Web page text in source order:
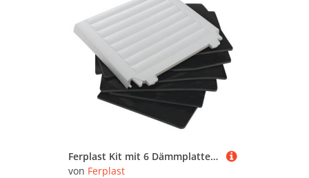
Ferplast Kit mit 6 Dämmplatten für die Hundehütten Modell DOGVILLA 90, Dämmplatte für Hundehütten, Wärmedämmplatten, Einfache Montage, 74 x 57 x H 9 cm
von Ferplast